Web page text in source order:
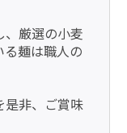
、厳選の小麦
る麺は職人の
是非、ご賞味